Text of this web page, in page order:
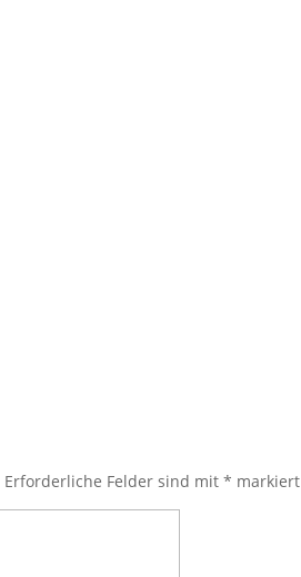
Erforderliche Felder sind mit* markiert